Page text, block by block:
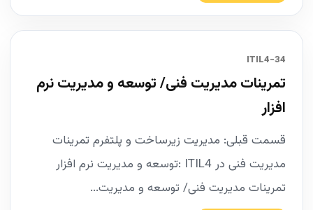
34-ITIL4
تمرینات مدیریت فنی/ توسعه و مدیریت نرم
افزار
قسمت قبلی: مدیریت زیرساخت و پلتفرم تمرینات
مدیریت فنی در ITIL4 :توسعه و مدیریت نرم افزار
تمرینات مدیریت فنی/ توسعه و مدیریت...